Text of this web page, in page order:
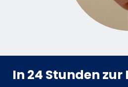
In 24 Stunden